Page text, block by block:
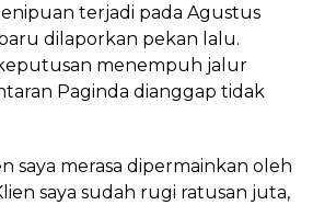
terjadi pada Agustus
dilaporkan pekan lalu.
menempuh jalur
Paginda dianggap tidak
saya merasa dipermainkan oleh
saya sudah rugi ratusan juta,